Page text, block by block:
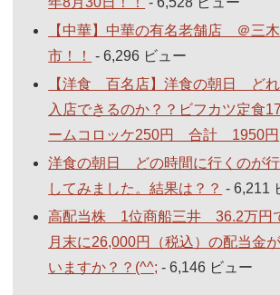
【中華】中華の有名老舗店 ＠三
市！！
- 6,296 ビュー
【洋食 百名店】洋食の朝日 ど
入店できるのか？？ビフカツ定
ームコロッケ250円 合計 1950円
洋食の朝日 どの時間に行くのが
してみました。結果は？？ - 6,211
高配当株 1位商船三井 36.2万円
月末に26,000円（税込）の配当金
いますか？？(^^; - 6,146 ビュー